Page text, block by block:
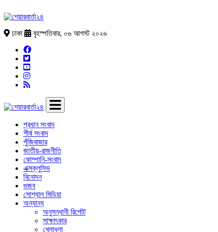
ঢাকা বৃহস্পতিবার, ০৬ আগস্ট ২০২৬
প্রধান সংবাদ
শীর্ষ সংবাদ
পুঁজিবাজার
জাতীয়-রাজনীতি
কোম্পানি-সংবাদ
এক্সক্লুসিভ
বিনোদন
গুজব
সোশ্যাল মিডিয়া
অন্যান্য
অনুসন্ধানী রির্পোট
সাক্ষাৎকার
খেলাধুলা